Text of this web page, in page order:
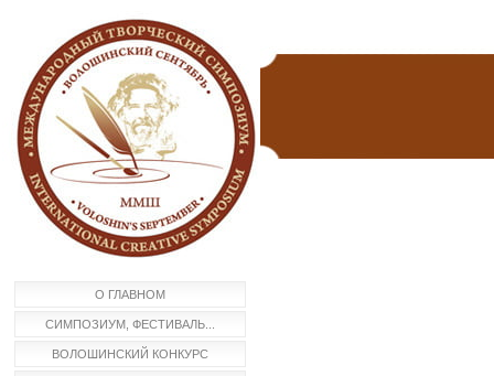
О ГЛАВНОМ
СИМПОЗИУМ, ФЕСТИВАЛЬ...
ВОЛОШИНСКИЙ КОНКУРС